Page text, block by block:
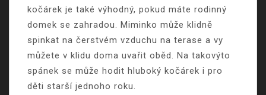
kočárek je také výhodný, pokud máte rodinný
domek se zahradou. Miminko může klidně
spinkat na čerstvém vzduchu na terase a vy
můžete v klidu doma uvařit oběd. Na takovýto
spánek se může hodit hluboký kočárek i pro
děti starší jednoho roku.